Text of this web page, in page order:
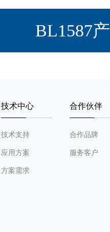
BL1587
技术中心
技术支持
应用方案
方案需求
合作伙伴
合作品牌
服务客户